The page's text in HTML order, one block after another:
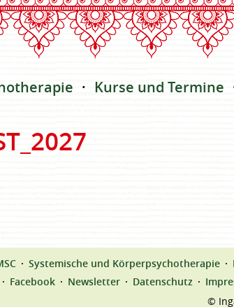
Kurse und Termine
Systemische und Körperpsychotherapie
Facebook Newsletter Datenschutz
©